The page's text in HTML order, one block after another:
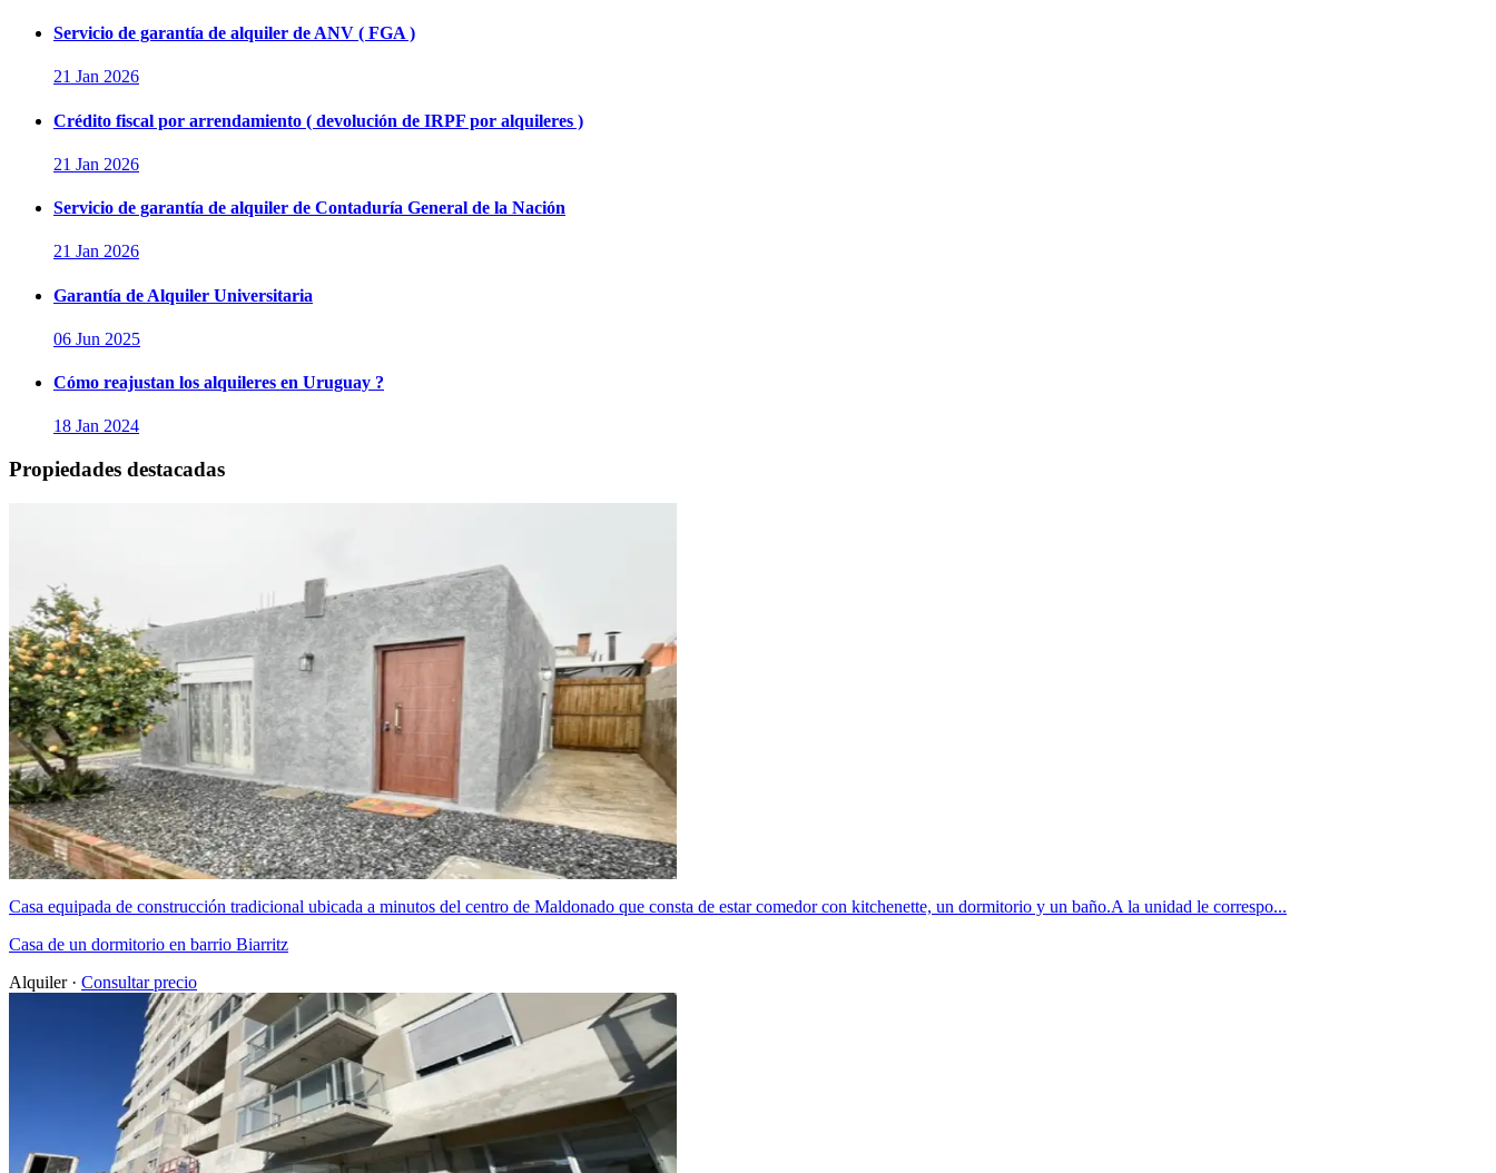
Servicio de garantía de alquiler de ANV ( FGA )
21 Jan 2026
Crédito fiscal por arrendamiento ( devolución de IRPF por alquileres )
21 Jan 2026
Servicio de garantía de alquiler de Contaduría General de la Nación
21 Jan 2026
Garantía de Alquiler Universitaria
06 Jun 2025
Cómo reajustan los alquileres en Uruguay ?
18 Jan 2024
Propiedades destacadas
Casa equipada de construcción tradicional ubicada a minutos del centro de Maldonado que consta de estar comedor con kitchenette, un dormitorio y un baño.A la unidad le correspo...
Casa de un dormitorio en barrio Biarritz
Alquiler · Consultar precio